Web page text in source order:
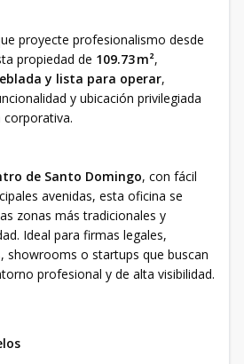
proyecte profesionalismo desde
propiedad de 109.73 m²,
y lista para operar,
y ubicación privilegiada
corporativa.
de Santo Domingo, con fácil
avenidas, esta oficina se
zonas más tradicionales y
Ideal para firmas legales,
showrooms o startups que buscan
profesional y de alta visibilidad.